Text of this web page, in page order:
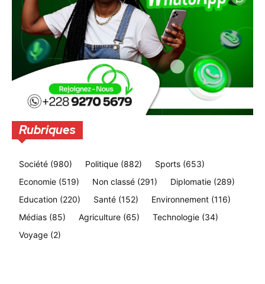
Rubriques
Société (980) Politique (882) Sports (653)
Economie (519) Non classé (291) Diplomatie (289)
Education (220) Santé (152) Environnement (116)
Médias (85) Agriculture (65) Technologie (34)
Voyage (2)